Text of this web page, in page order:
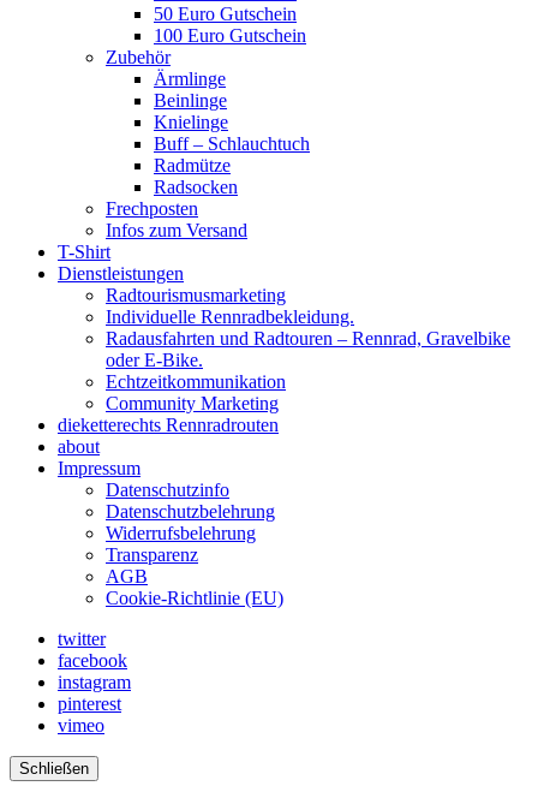
50 Euro Gutschein
100 Euro Gutschein
Zubehör
Ärmlinge
Beinlinge
Knielinge
Buff – Schlauchtuch
Radmütze
Radsocken
Frechposten
Infos zum Versand
T-Shirt
Dienstleistungen
Radtourismusmarketing
Individuelle Rennradbekleidung.
Radausfahrten und Radtouren – Rennrad, Gravelbike
oder E-Bike.
Echtzeitkommunikation
Community Marketing
dieketterechts Rennradrouten
about
Impressum
Datenschutzinfo
Datenschutzbelehrung
Widerrufsbelehrung
Transparenz
AGB
Cookie-Richtlinie (EU)
twitter
facebook
instagram
pinterest
vimeo
Schließen